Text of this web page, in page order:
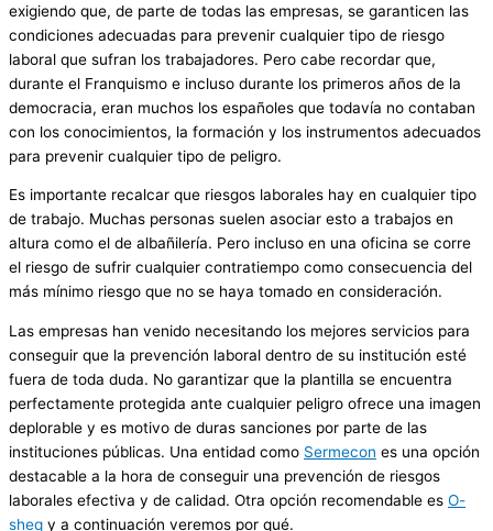
exigiendo que, de parte de todas las empresas, se garanticen las
condiciones adecuadas para prevenir cualquier tipo de riesgo
laboral que sufran los trabajadores. Pero cabe recordar que,
durante el Franquismo e incluso durante los primeros años de la
democracia, eran muchos los españoles que todavía no contaban
con los conocimientos, la formación y los instrumentos adecuados
para prevenir cualquier tipo de peligro.
Es importante recalcar que riesgos laborales hay en cualquier tipo
de trabajo. Muchas personas suelen asociar esto a trabajos en
altura como el de albañilería. Pero incluso en una oficina se corre
el riesgo de sufrir cualquier contratiempo como consecuencia del
más mínimo riesgo que no se haya tomado en consideración.
Las empresas han venido necesitando los mejores servicios para
conseguir que la prevención laboral dentro de su institución esté
fuera de toda duda. No garantizar que la plantilla se encuentra
perfectamente protegida ante cualquier peligro ofrece una imagen
deplorable y es motivo de duras sanciones por parte de las
instituciones públicas. Una entidad como Sermecon es una opción
destacable a la hora de conseguir una prevención de riesgos
laborales efectiva y de calidad. Otra opción recomendable es O-
sheq y a continuación veremos por qué.